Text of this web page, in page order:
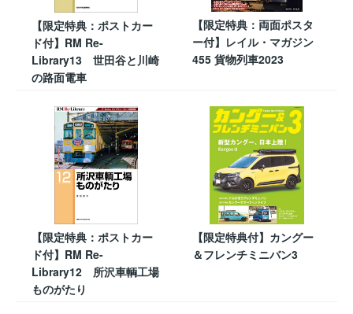
【限定特典：ポストカー
ド付】RM Re-
Library13 世田谷と川崎
の路面電車
【限定特典：両面ポスタ
ー付】レイル・マガジン
455 貨物列車2023
【限定特典：ポストカー
ド付】RM Re-
Library12 所沢車輌工場
ものがたり
【限定特典付】カングー
＆フレンチミニバン3